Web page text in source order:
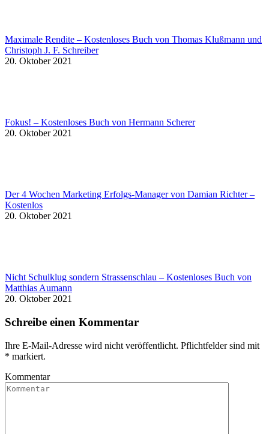
Maximale Rendite – Kostenloses Buch von Thomas Klußmann und
Christoph J. F. Schreiber
20. Oktober 2021
Fokus! – Kostenloses Buch von Hermann Scherer
20. Oktober 2021
Der 4 Wochen Marketing Erfolgs-Manager von Damian Richter –
Kostenlos
20. Oktober 2021
Nicht Schulklug sondern Strassenschlau – Kostenloses Buch von
Matthias Aumann
20. Oktober 2021
Schreibe einen Kommentar
Ihre E-Mail-Adresse wird nicht veröffentlicht. Pflichtfelder sind mit
* markiert.
Kommentar